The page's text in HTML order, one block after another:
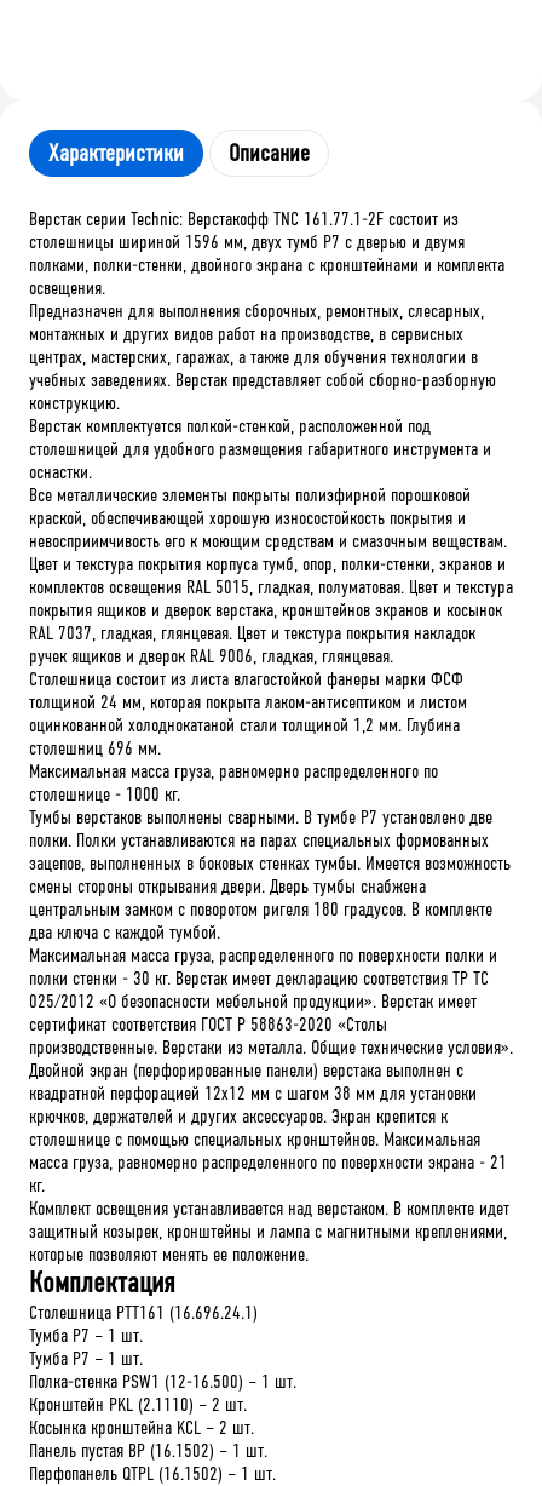
Характеристики Описание
Верстак серии Technic: Верстакофф TNC 161.77.1-2F состоит из
столешницы шириной 1596 мм, двух тумб P7 с дверью и двумя
полками, полки-стенки, двойного экрана с кронштейнами и комплекта
освещения.
Предназначен для выполнения сборочных, ремонтных, слесарных,
монтажных и других видов работ на производстве, в сервисных
центрах, мастерских, гаражах, а также для обучения технологии в
учебных заведениях. Верстак представляет собой сборно-разборную
конструкцию.
Верстак комплектуется полкой-стенкой, расположенной под
столешницей для удобного размещения габаритного инструмента и
оснастки.
Все металлические элементы покрыты полиэфирной порошковой
краской, обеспечивающей хорошую износостойкость покрытия и
невосприимчивость его к моющим средствам и смазочным веществам.
Цвет и текстура покрытия корпуса тумб, опор, полки-стенки, экранов и
комплектов освещения RAL 5015, гладкая, полуматовая. Цвет и текстура
покрытия ящиков и дверок верстака, кронштейнов экранов и косынок
RAL 7037, гладкая, глянцевая. Цвет и текстура покрытия накладок
ручек ящиков и дверок RAL 9006, гладкая, глянцевая.
Столешница состоит из листа влагостойкой фанеры марки ФСФ
толщиной 24 мм, которая покрыта лаком-антисептиком и листом
оцинкованной холоднокатаной стали толщиной 1,2 мм. Глубина
столешниц 696 мм.
Максимальная масса груза, равномерно распределенного по
столешнице - 1000 кг.
Тумбы верстаков выполнены сварными. В тумбе P7 установлено две
полки. Полки устанавливаются на парах специальных формованных
зацепов, выполненных в боковых стенках тумбы. Имеется возможность
смены стороны открывания двери. Дверь тумбы снабжена
центральным замком с поворотом ригеля 180 градусов. В комплекте
два ключа с каждой тумбой.
Максимальная масса груза, распределенного по поверхности полки и
полки стенки - 30 кг. Верстак имеет декларацию соответствия ТР ТС
025/2012 «О безопасности мебельной продукции». Верстак имеет
сертификат соответствия ГОСТ Р 58863-2020 «Столы
производственные. Верстаки из металла. Общие технические условия».
Двойной экран (перфорированные панели) верстака выполнен с
квадратной перфорацией 12х12 мм с шагом 38 мм для установки
крючков, держателей и других аксессуаров. Экран крепится к
столешнице с помощью специальных кронштейнов. Максимальная
масса груза, равномерно распределенного по поверхности экрана - 21
кг.
Комплект освещения устанавливается над верстаком. В комплекте идет
защитный козырек, кронштейны и лампа с магнитными креплениями,
которые позволяют менять ее положение.
Комплектация
Столешница PTT161 (16.696.24.1)
Тумба P7 – 1 шт.
Тумба P7 – 1 шт.
Полка-стенка PSW1 (12-16.500) – 1 шт.
Кронштейн PKL (2.1110) – 2 шт.
Косынка кронштейна KCL – 2 шт.
Панель пустая BP (16.1502) – 1 шт.
Перфопанель QTPL (16.1502) – 1 шт.